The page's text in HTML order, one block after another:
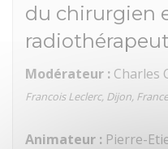
du chirurgien
Modérateur : Charles
Francois Leclerc, Dijon,
Animateur : Pierre-